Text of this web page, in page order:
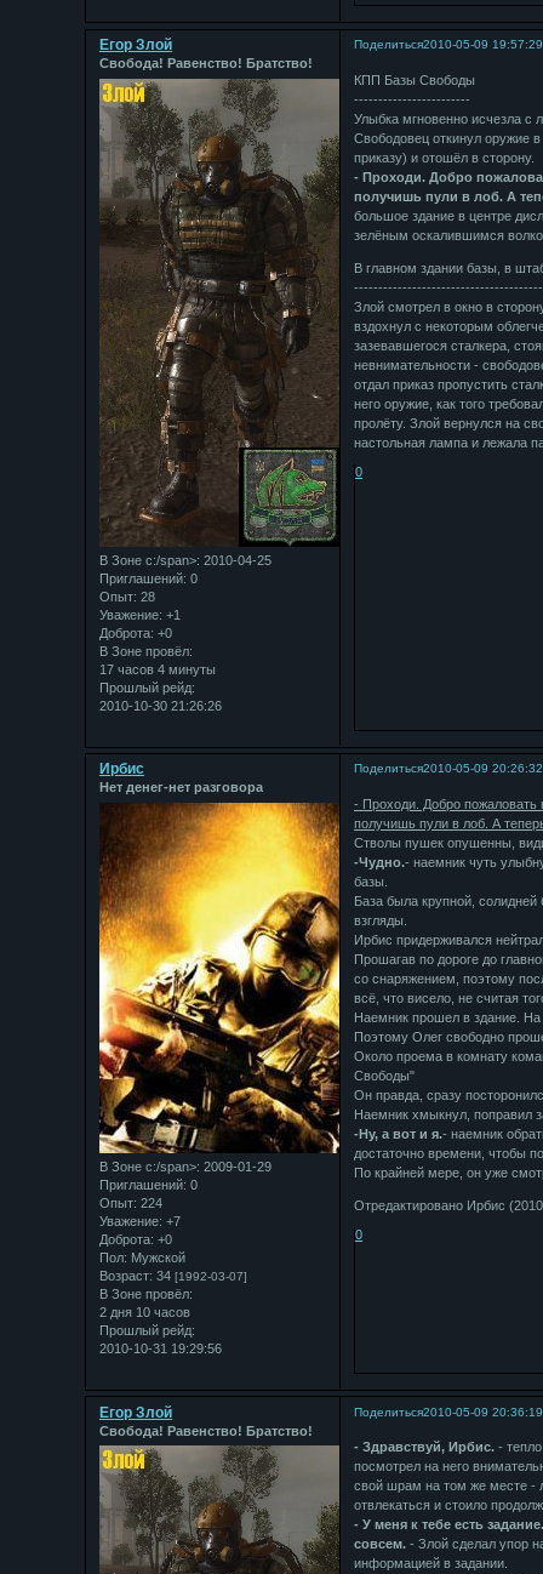
Поделиться2010-05-09 19:57:29
Егор Злой
Свобода! Равенство! Братство!
В Зоне с:/span>: 2010-04-25
Приглашений: 0
Опыт: 28
Уважение: +1
Доброта: +0
В Зоне провёл:
17 часов 4 минуты
Прошлый рейд:
2010-10-30 21:26:26
КПП Базы Свободы
------------------------
Улыбка мгновенно исчезла с
Свободовец откинул оружие
приказу) и отошёл в сторону.
- Проходи. Добро
получишь пули в лоб. А
большое здание в центре
зелёным оскалившимся
В главном здании базы, в
Злой смотрел в окно в
вздохнул с некоторым
зазевавшегося сталкера,
невнимательности -
отдал приказ пропустить
него оружие, как того
пролёту. Злой вернулся на
настольная лампа и лежала
0
Поделиться2010-05-09 20:26:32
Ирбис
Нет денег-нет разговора
В Зоне с:/span>: 2009-01-29
Приглашений: 0
Опыт: 224
Уважение: +7
Доброта: +0
Пол: Мужской
Возраст: 34 [1992-03-07]
В Зоне провёл:
2 дня 10 часов
Прошлый рейд:
2010-10-31 19:29:56
- Проходи. Добро пожаловать
получишь пули в лоб. А
Стволы пушек опушенны,
-Чудно.- наемник чуть
базы.
База была крупной, солидней
взгляды.
Ирбис придерживался
Прошагав по дороге до
со снаряжением, поэтому
всё, что висело, не считая
Наемник прошел в здание. На
Поэтому Олег свободно
Около проема в комнату
Свободы"
Он правда, сразу
Наемник хмыкнул, поправил
-Ну, а вот и я.- наемник
достаточно времени, чтобы
По крайней мере, он уже
Отредактировано Ирбис
0
Поделиться2010-05-09 20:36:19
Егор Злой
Свобода! Равенство! Братство!
- Здравствуй, Ирбис. -
посмотрел на него
свой шрам на том же месте -
отвлекаться и стоило
- У меня к тебе есть
совсем. - Злой сделал упор
информацией в задании.